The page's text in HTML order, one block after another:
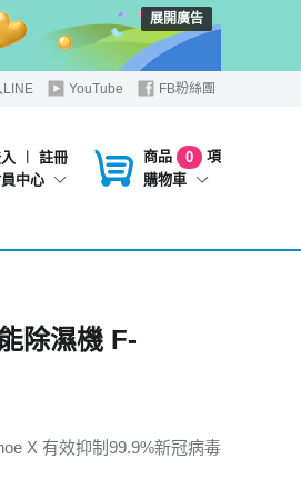
展開廣告
LINE YouTube FB粉絲團
︱
註冊
中心
商品 0
項
購物車
除濕機 F-
X 有效抑制99.9%新冠病毒